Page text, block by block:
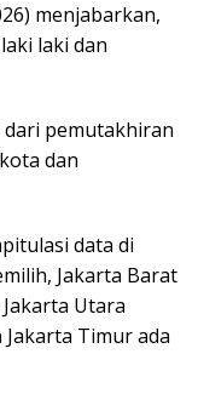
menjabarkan,
laki dan
dari pemutakhiran
dan
data di
Jakarta Barat
Jakarta Utara
Jakarta Timur ada